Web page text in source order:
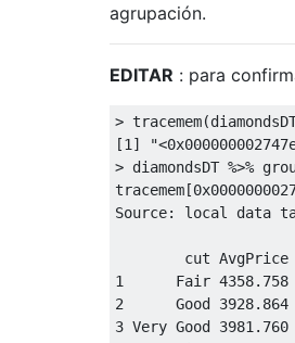
agrupación.
EDITAR : para
>
[1 ]
> diamondsDT %>%
tracemem[
Source: local data
1
      Fair
4358.758
2
      Good
3928.864
3 Very Good 3981.760